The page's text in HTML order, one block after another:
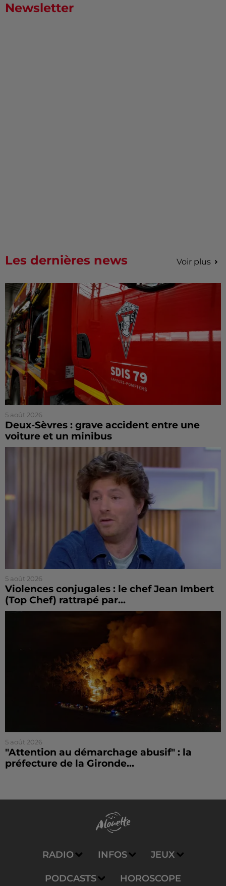
Newsletter
Les dernières news Voir plus
5 août 2026
Deux-Sèvres : grave accident entre une
voiture et un minibus
5 août 2026
Violences conjugales : le chef Jean Imbert
(Top Chef) rattrapé par...
5 août 2026
"Attention au démarchage abusif" : la
préfecture de la Gironde...
RADIO INFOS JEUX
PODCASTS HOROSCOPE